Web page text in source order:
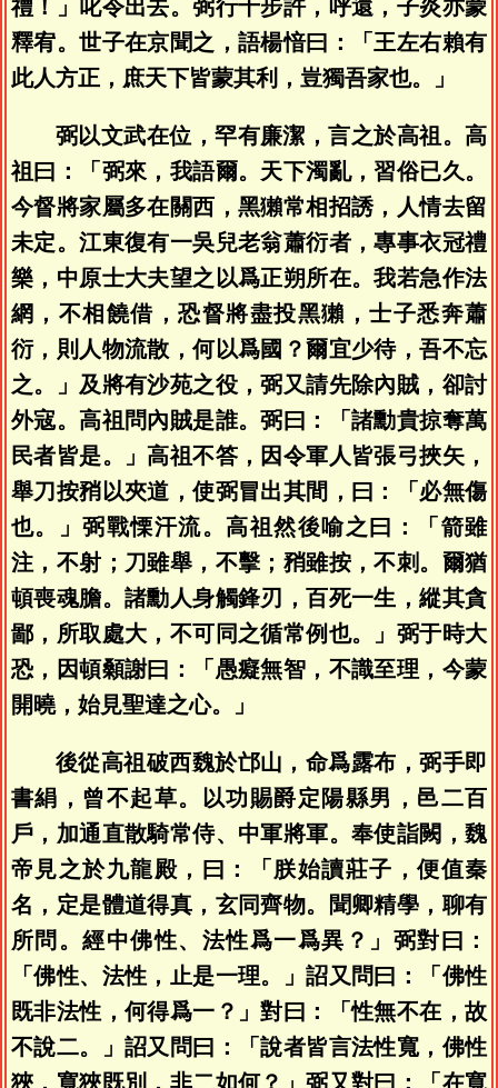
禮！」叱令出去。弼行十步許，呼還，子炎亦蒙
釋宥。世子在京聞之，語楊愔曰：「王左右賴有
此人方正，庶天下皆蒙其利，豈獨吾家也。」
弼以文武在位，罕有廉潔，言之於高祖。高
祖曰：「弼來，我語爾。天下濁亂，習俗已久。
今督將家屬多在關西，黑獺常相招誘，人情去留
未定。江東復有一吳兒老翁蕭衍者，專事衣冠禮
樂，中原士大夫望之以爲正朔所在。我若急作法
網，不相饒借，恐督將盡投黑獺，士子悉奔蕭
衍，則人物流散，何以爲國？爾宜少待，吾不忘
之。」及將有沙苑之役，弼又請先除內賊，卻討
外寇。高祖問內賊是誰。弼曰：「諸勳貴掠奪萬
民者皆是。」高祖不答，因令軍人皆張弓挾矢，
舉刀按矟以夾道，使弼冒出其間，曰：「必無傷
也。」弼戰慄汗流。高祖然後喻之曰：「箭雖
注，不射；刀雖舉，不擊；矟雖按，不刺。爾猶
頓喪魂膽。諸勳人身觸鋒刃，百死一生，縱其貪
鄙，所取處大，不可同之循常例也。」弼于時大
恐，因頓顙謝曰：「愚癡無智，不識至理，今蒙
開曉，始見聖達之心。」
後從高祖破西魏於邙山，命爲露布，弼手即
書絹，曾不起草。以功賜爵定陽縣男，邑二百
戶，加通直散騎常侍、中軍將軍。奉使詣闕，魏
帝見之於九龍殿，曰：「朕始讀莊子，便值秦
名，定是體道得真，玄同齊物。聞卿精學，聊有
所問。經中佛性、法性爲一爲異？」弼對曰：
「佛性、法性，止是一理。」詔又問曰：「佛性
既非法性，何得爲一？」對曰：「性無不在，故
不說二。」詔又問曰：「說者皆言法性寬，佛性
狹，寬狹既別，非二如何？」弼又對曰：「在寬